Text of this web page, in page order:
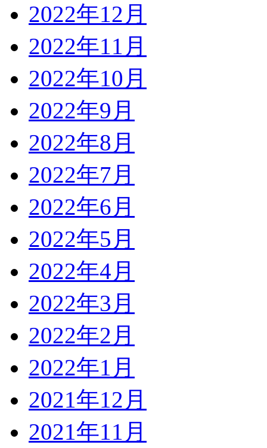
2022年12月
2022年11月
2022年10月
2022年9月
2022年8月
2022年7月
2022年6月
2022年5月
2022年4月
2022年3月
2022年2月
2022年1月
2021年12月
2021年11月